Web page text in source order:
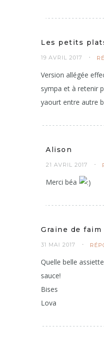
Les petits
19 AVRIL 2017
Version allégée
sympa et à retenir
yaourt entre autre
Alison
21 AVRIL 2017
Merci béa
Graine de faim
31 MAI 2017
Quelle belle
sauce!
Bises
Lova